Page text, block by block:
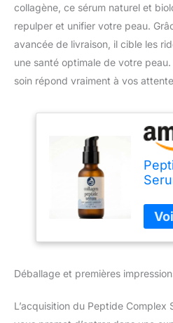
collagène, ce sérum naturel et
repulper et unifier votre peau.
avancée de livraison, il cible les
une santé optimale de votre
soin répond vraiment à vos
-
Déballage et premières
L’acquisition du Peptide Complex